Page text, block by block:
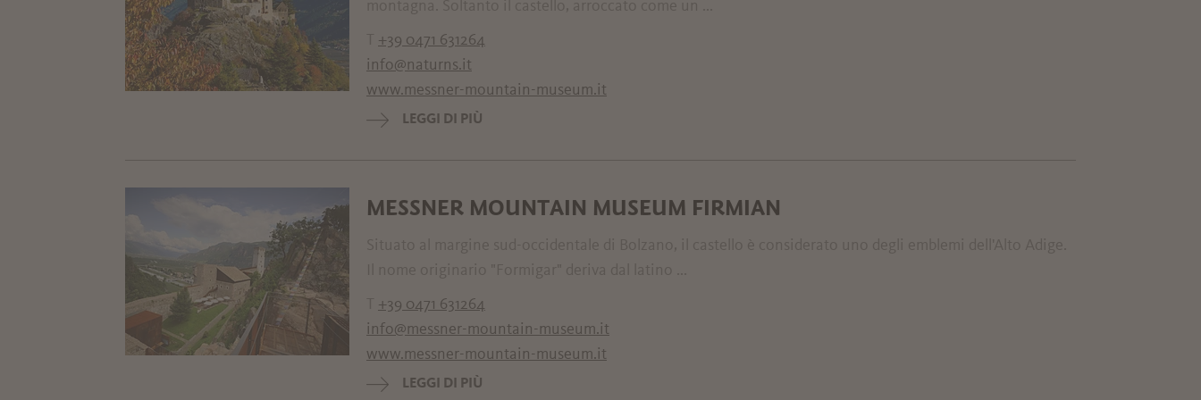
+39 0471 631264
info@naturns.it
www.messner-mountain-museum.it
LEGGI DI PIÙ
MESSNER MOUNTAIN MUSEUM FIRMIAN
+39 0471 631264
info@messner-mountain-museum.it
www.messner-mountain-museum.it
LEGGI DI PIÙ